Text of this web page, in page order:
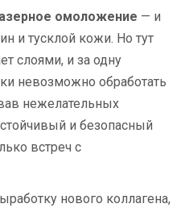
омоложение — и
и тусклой кожи. Но тут
слоями, и за одну
невозможно обработать
нежелательных
и безопасный
встреч с
нового коллагена,